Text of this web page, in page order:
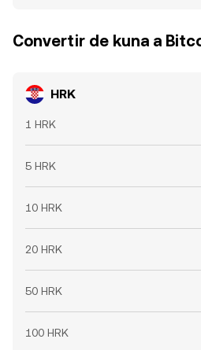
Convertir de kuna a
HRK
1 HRK
5 HRK
10 HRK
20 HRK
50 HRK
100 HRK